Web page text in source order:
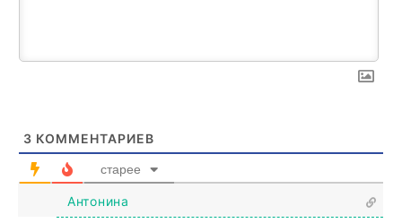
3 КОММЕНТАРИЕВ
старее
Антонина